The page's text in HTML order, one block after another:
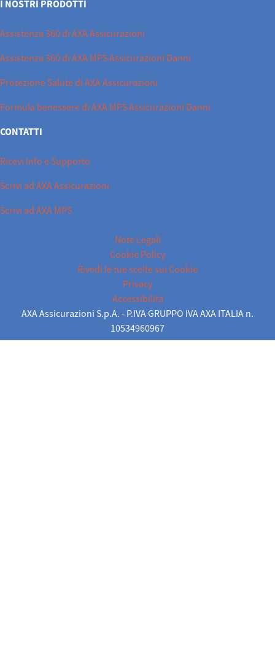
I NOSTRI PRODOTTI
Assistenza 360 di AXA Assicurazioni
Assistenza 360 di AXA MPS Assicurazioni Danni
Protezione Salute di AXA Assicurazioni
Formula benessere di AXA MPS Assicurazioni Danni
CONTATTI
Ricevi Info e Supporto
Scrivi ad AXA Assicurazioni
Scrivi ad AXA MPS
Note Legali
Cookie Policy
Rivedi le tue scelte sui Cookie
Privacy
Accessibilità
AXA Assicurazioni S.p.A. - P.IVA GRUPPO IVA AXA ITALIA n.
10534960967